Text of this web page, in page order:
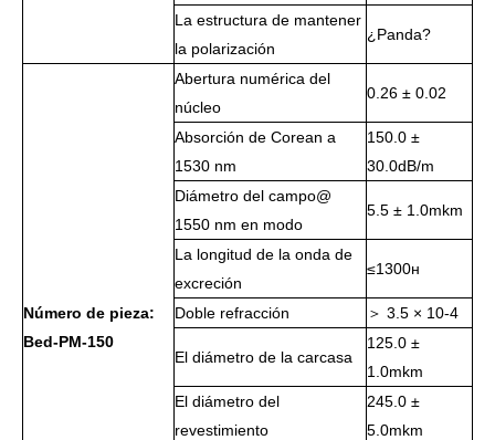
La estructura de mantener
la polarización
¿Panda?
Número de pieza:
Bed-PM-150
Abertura numérica del
núcleo
0.26 ± 0.02
Absorción de Corean a
1530 nm
150.0 ±
30.0dB/m
Diámetro del campo@
1550 nm en modo
5.5 ± 1.0mkm
La longitud de la onda de
excreción
≤1300н
Doble refracción ＞ 3.5 × 10-4
El diámetro de la carcasa
125.0 ±
1.0mkm
El diámetro del
revestimiento
245.0 ±
5.0mkm